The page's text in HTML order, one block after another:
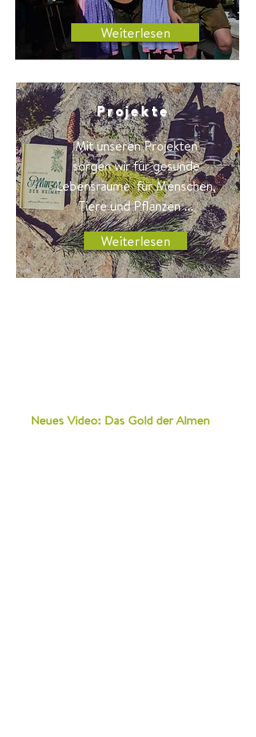
Weiterlesen
Projekte
Mit unseren Projekten
sorgen wir für gesunde
Lebensräume für Menschen,
Tiere und Pflanzen ...
Weiterlesen
Neues Video: Das Gold der Almen